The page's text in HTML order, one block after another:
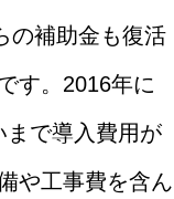
の補助金も復活
す。2016年に
まで導入費用が
や工事費を含ん